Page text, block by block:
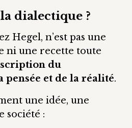
dialectique ?
Hegel, n’est pas une
ni une recette toute
du
pensée et de la réalité.
une idée, une
société :